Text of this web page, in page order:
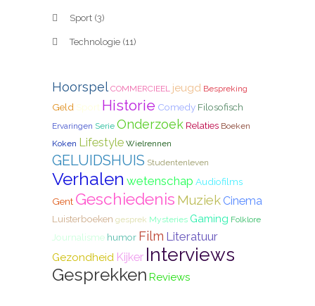
Sport (3)
Technologie (11)
Hoorspel COMMERCIEEL jeugd Bespreking
Geld Sport Historie Comedy Filosofisch
Ervaringen Serie Onderzoek Relaties Boeken
Koken Lifestyle Wielrennen
GELUIDSHUIS Studentenleven
Verhalen wetenschap Audiofilms
Gent Geschiedenis Muziek Cinema
Luisterboeken gesprek Mysteries Gaming Folklore
Journalisme humor Film Literatuur
Gezondheid Kijker Interviews
Gesprekken Reviews